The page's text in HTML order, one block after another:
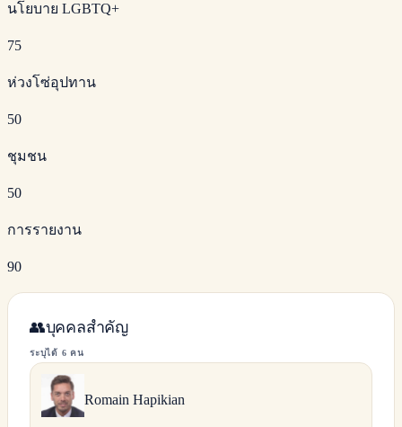
นโยบาย LGBTQ+
75
ห่วงโซ่อุปทาน
50
ชุมชน
50
การรายงาน
90
👥บุคคลสำคัญ
ระบุได้ 6 คน
Romain Hapikian